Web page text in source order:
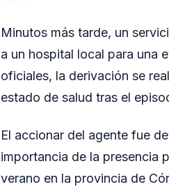
Minutos más tarde, un
a un hospital local para una
oficiales, la derivación se
estado de salud tras el
El accionar del agente fue
importancia de la presencia
verano en la provincia de